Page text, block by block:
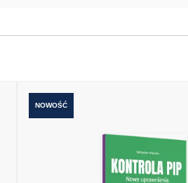
NOWOŚĆ